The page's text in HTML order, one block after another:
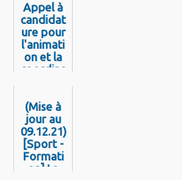
Appel à
candidat
ure pour
l'animati
on et la
coordina
Territori
al de la
Citoyenn
eté et de
l’Autono
mie
(Mise à
jour au
09.12.21)
[Sport -
Formati
on] La